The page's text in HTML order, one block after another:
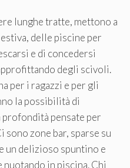
lunghe tratte, mettono a
delle piscine per
e di concedersi
degli scivoli.
per i ragazzi e per gli
la possibilità di
profondità pensate per
zone bar, sparse su
un delizioso spuntino e
in piscina. Chi